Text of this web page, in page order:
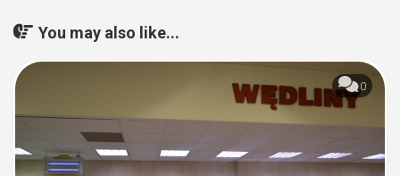
You may also like...
0